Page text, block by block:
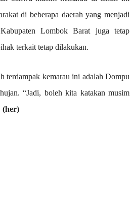
di beberapa daerah yang menjadi
Lombok Barat juga tetap
terkait tetap dilakukan.
terdampak kemarau ini adalah Dompu
“Jadi, boleh kita katakan musim
(her)